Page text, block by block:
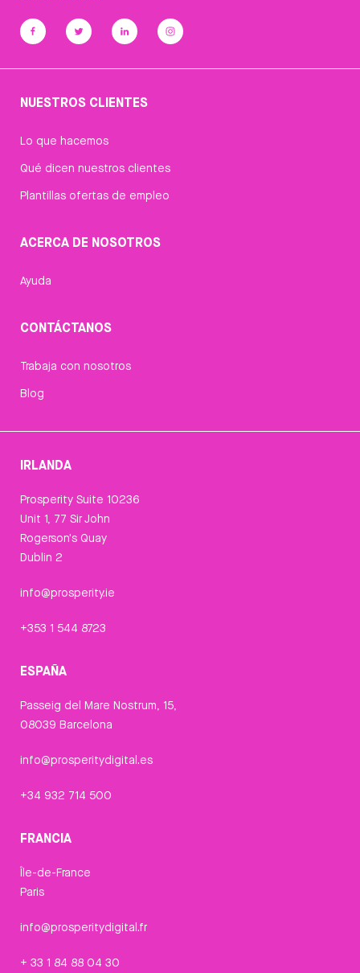
NUESTROS CLIENTES
Lo que hacemos
Qué dicen nuestros clientes
Plantillas ofertas de empleo
ACERCA DE NOSOTROS
Ayuda
CONTÁCTANOS
Trabaja con nosotros
Blog
IRLANDA
Prosperity Suite 10236
Unit 1, 77 Sir John
Rogerson's Quay
Dublin 2
info@prosperity.ie
+353 1 544 8723
ESPAÑA
Passeig del Mare Nostrum, 15,
08039 Barcelona
info@prosperitydigital.es
+34 932 714 500
FRANCIA
Île-de-France
Paris
info@prosperitydigital.fr
+ 33 1 84 88 04 30